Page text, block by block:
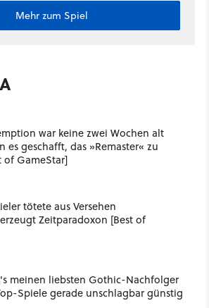
Mehr zum Spiel
war keine zwei Wochen alt
es geschafft, das »Remaster« zu
of GameStar]
tötete aus Versehen
Zeitparadoxon [Best of
meinen liebsten Gothic-Nachfolger
Spiele gerade unschlagbar günstig